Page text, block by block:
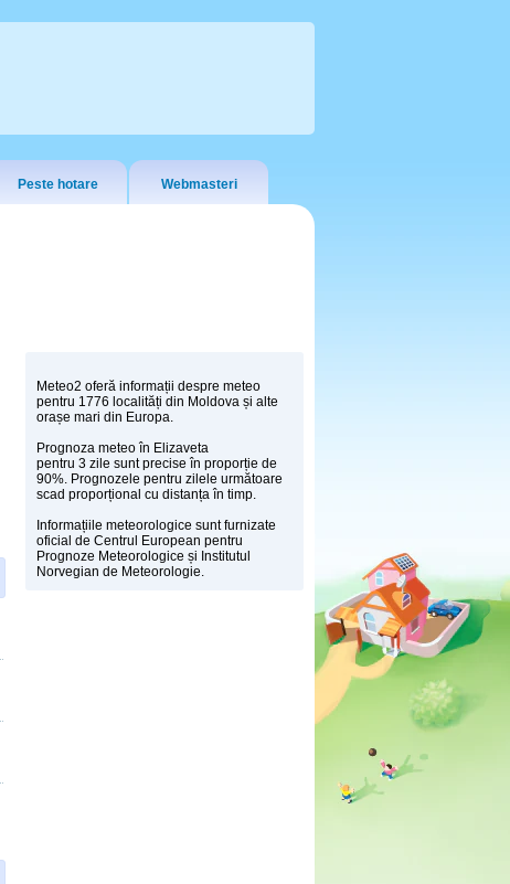
Peste hotare Webmasteri
Meteo2 oferă informații despre meteo
pentru 1776 localități din Moldova și alte
orașe mari din Europa.
Prognoza meteo în Elizaveta
pentru 3 zile sunt precise în proporție de
90%. Prognozele pentru zilele următoare
scad proporțional cu distanța în timp.
Informațiile meteorologice sunt furnizate
oficial de Centrul European pentru
Prognoze Meteorologice și Institutul
Norvegian de Meteorologie.